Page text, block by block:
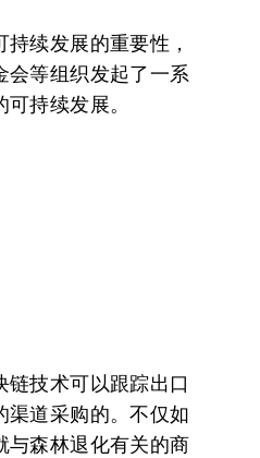
续发展的重要性，
会等组织发起了一系
持续发展。
技术可以跟踪出口
渠道采购的。不仅如
与森林退化有关的商